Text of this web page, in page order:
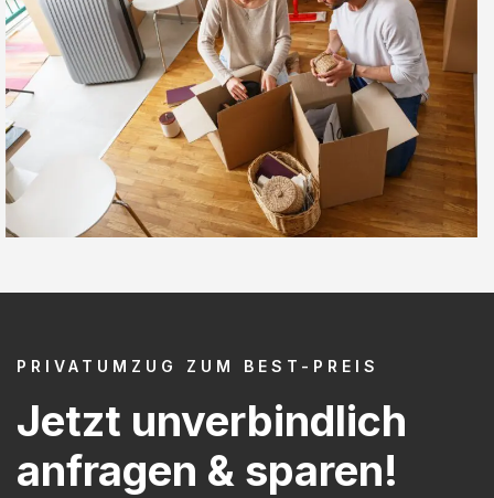
PRIVATUMZUG ZUM BEST-PREIS
Jetzt unverbindlich
anfragen & sparen!